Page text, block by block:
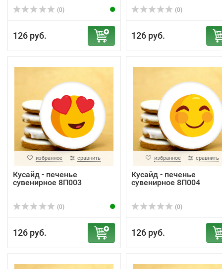
(0)
126 руб.
(0)
126 руб.
избранное сравнить
Кусайд - печенье
сувенирное 8П003
(0)
126 руб.
избранное сравнить
Кусайд - печенье
сувенирное 8П004
(0)
126 руб.